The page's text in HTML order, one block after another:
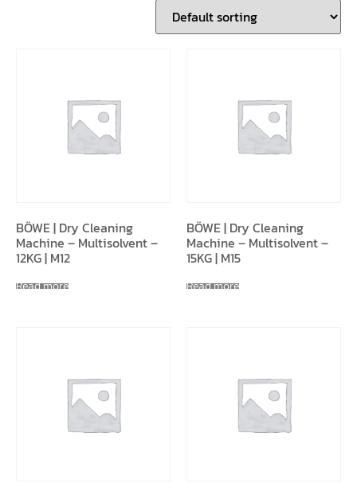
BÖWE | Dry Cleaning
Machine – Multisolvent –
12KG | M12
Read more
BÖWE | Dry Cleaning
Machine – Multisolvent –
15KG | M15
Read more